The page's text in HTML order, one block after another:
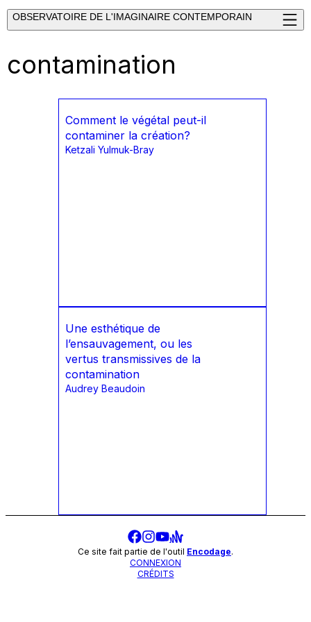
OBSERVATOIRE DE L'IMAGINAIRE CONTEMPORAIN
contamination
Comment le végétal peut-il
contaminer la création?
Ketzali Yulmuk-Bray
Une esthétique de
l’ensauvagement, ou les
vertus transmissives de la
contamination
Audrey Beaudoin
Ce site fait partie de l'outil Encodage.
CONNEXION
CRÉDITS